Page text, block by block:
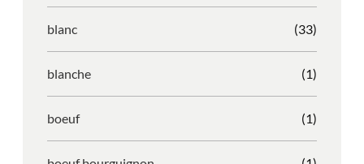
blanc (33)
blanche (1)
boeuf (1)